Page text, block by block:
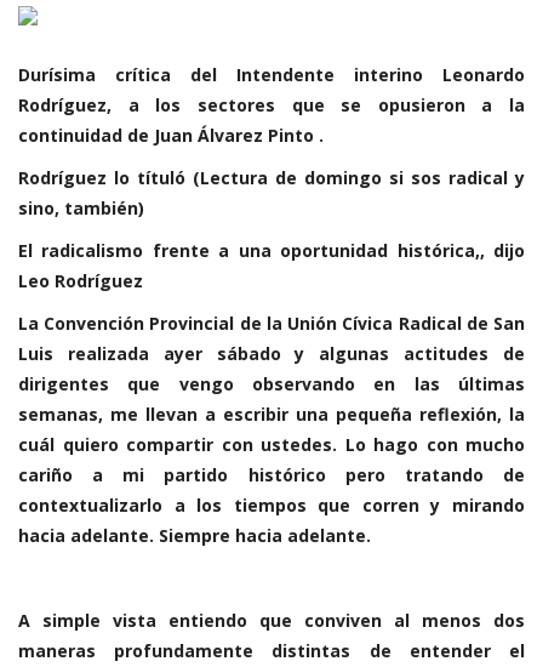
Durísima crítica del Intendente interino Leonardo
Rodríguez, a los sectores que se opusieron a la
continuidad de Juan Álvarez Pinto .
Rodríguez lo títuló (Lectura de domingo si sos radical y
sino, también)
El radicalismo frente a una oportunidad histórica,, dijo
Leo Rodríguez
La Convención Provincial de la Unión Cívica Radical de San
Luis realizada ayer sábado y algunas actitudes de
dirigentes que vengo observando en las últimas
semanas, me llevan a escribir una pequeña reflexión, la
cuál quiero compartir con ustedes. Lo hago con mucho
cariño a mi partido histórico pero tratando de
contextualizarlo a los tiempos que corren y mirando
hacia adelante. Siempre hacia adelante.
A simple vista entiendo que conviven al menos dos
maneras profundamente distintas de entender el